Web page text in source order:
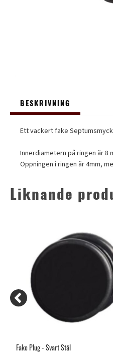
BESKRIVNING
Ett vackert fake
Innerdiametern på ringen är 8
Öppningen i ringen är 4mm,
Liknande
Fake Plug - Svart Stål